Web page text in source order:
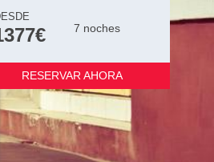
7 noches
RESERVAR AHORA